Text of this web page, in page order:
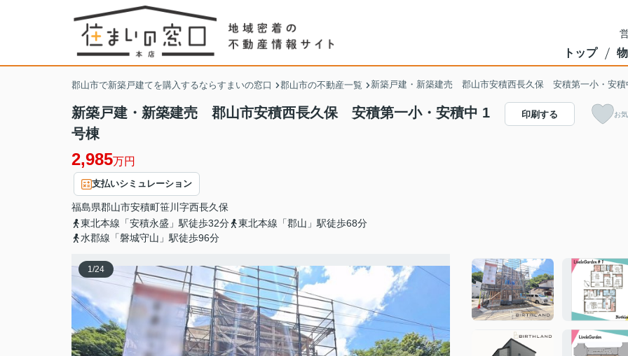
トップ
郡山市で新築戸建てを購入するならすまいの窓口 郡山市の不動産一覧 新築戸建・新築建売 郡山市安積西長久保 安積第一小・安積
新築戸建・新築建売 郡山市安積西長久保 安積第一小・安積中 1
号棟
2,985万円
支払いシミュレーション
福島県郡山市安積町笹川 字西長久保
東北本線「安積永盛」駅徒歩32分
東北本線「郡山」駅徒歩68分
水郡線「磐城守山」駅徒歩96分
印刷する お
1/24